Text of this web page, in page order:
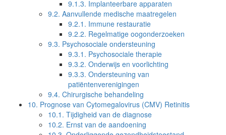
9.1.3. Implanteerbare apparaten
9.2. Aanvullende medische maatregelen
9.2.1. Immune restauratie
9.2.2. Regelmatige oogonderzoeken
9.3. Psychosociale ondersteuning
9.3.1. Psychosociale therapie
9.3.2. Onderwijs en voorlichting
9.3.3. Ondersteuning van
patiëntenverenigingen
9.4. Chirurgische behandeling
10. Prognose van Cytomegalovirus (CMV) Retinitis
10.1. Tijdigheid van de diagnose
10.2. Ernst van de aandoening